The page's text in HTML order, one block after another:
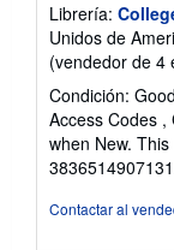
Librería:
Unidos de
(vendedor de 4
Condición:
Access Codes
when New.
Contactar al